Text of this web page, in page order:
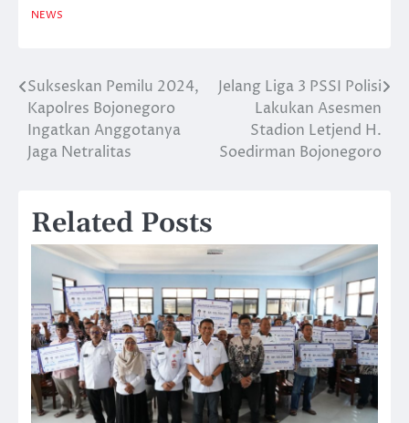
NEWS
Navigasi
pos
Sukseskan Pemilu 2024,
Kapolres Bojonegoro
Ingatkan Anggotanya
Jaga Netralitas
Jelang Liga 3 PSSI Polisi
Lakukan Asesmen
Stadion Letjend H.
Soedirman Bojonegoro
Related Posts